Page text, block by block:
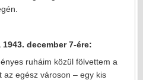
december 7-ére:
ruháim közül fölvettem a
az egész városon – egy kis